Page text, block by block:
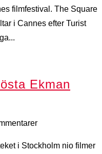
filmfestival. The Square
i Cannes efter Turist
Ekman
i Stockholm nio filmer